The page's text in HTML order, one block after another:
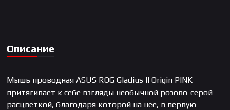
Описание
Мышь проводная ASUS ROG Gladius II Origin PINK
притягивает к себе взгляды необычной розово-серой
расцветкой, благодаря которой на нее, в первую